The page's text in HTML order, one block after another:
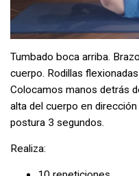
Tumbado boca arriba.
cuerpo. Rodillas
Colocamos manos detrás
alta del cuerpo en
postura 3 segundos.
Realiza: